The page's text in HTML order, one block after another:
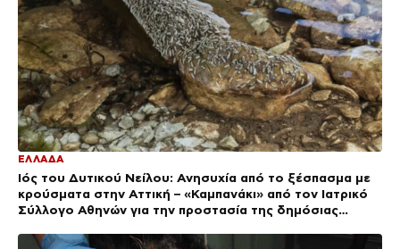
ΕΛΛΑΔΑ
Ιός του Δυτικού Νείλου: Ανησυχία από το ξέσπασμα με
κρούσματα στην Αττική – «Καμπανάκι» από τον Ιατρικό
Σύλλογο Αθηνών για την προστασία της δημόσιας